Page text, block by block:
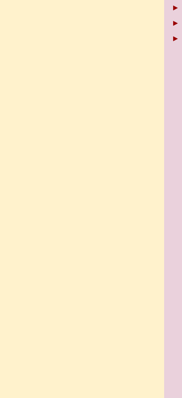
►
►
►